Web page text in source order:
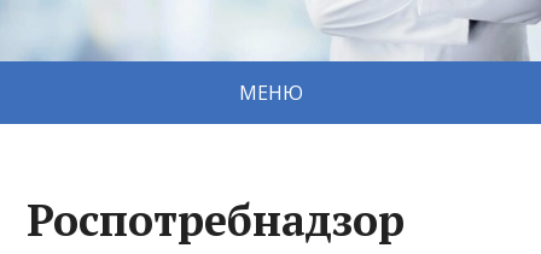
МЕНЮ
Роспотребнадзор